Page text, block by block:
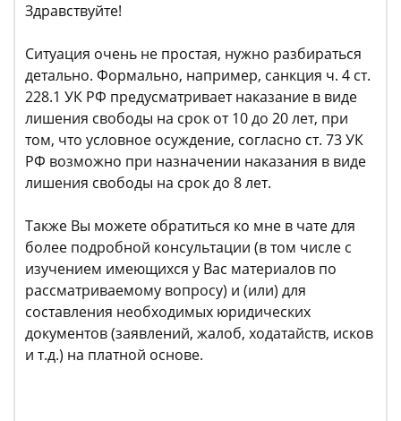
Здравствуйте!
Ситуация очень не простая, нужно разбираться
детально. Формально, например, санкция ч. 4 ст.
228.1 УК РФ предусматривает наказание в виде
лишения свободы на срок от 10 до 20 лет, при
том, что условное осуждение, согласно ст. 73 УК
РФ возможно при назначении наказания в виде
лишения свободы на срок до 8 лет.
Также Вы можете обратиться ко мне в чате для
более подробной консультации (в том числе с
изучением имеющихся у Вас материалов по
рассматриваемому вопросу) и (или) для
составления необходимых юридических
документов (заявлений, жалоб, ходатайств, исков
и т.д.) на платной основе.